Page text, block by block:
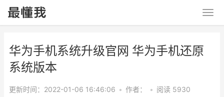
华为手机系统升级官网 华为手机还原
系统版本
更新时间：2022-01-06 16:46:06 • 作者： • 阅读 5930